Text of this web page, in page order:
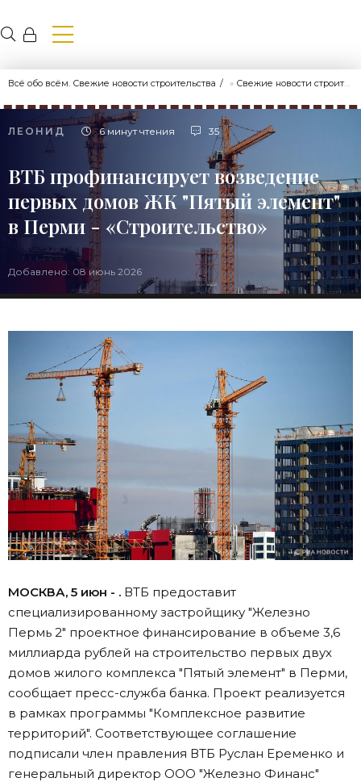
Всё обо всём. Свежие новости строительства » Свежие новости строительства
ЛЕОНИД 6 минут чтения 35
ВТБ профинансирует возведение
первых домов ЖК "Пятый элемент"
в Перми - «Строительство»
Добавлено: 08 июнь 2026
МОСКВА, 5 июн - . ВТБ предоставит
специализированному застройщику "Железно
Пермь 2" проектное финансирование в объеме 3,6
миллиарда рублей на строительство первых двух
домов жилого комплекса "Пятый элемент" в Перми,
сообщает пресс-служба банка. Проект реализуется
в рамках программы "Комплексное развитие
территорий". Соответствующее соглашение
подписали член правления ВТБ Руслан Еременко и
генеральный директор ООО "Железно Финанс"